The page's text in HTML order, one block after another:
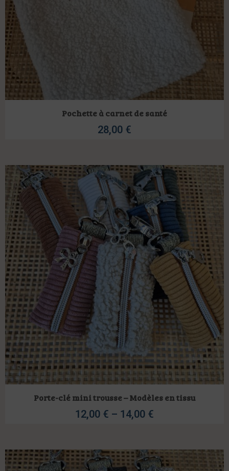
Pochette à carnet de santé
28,00 €
Porte-clé mini trousse – Modèles en tissu
12,00 € – 14,00 €